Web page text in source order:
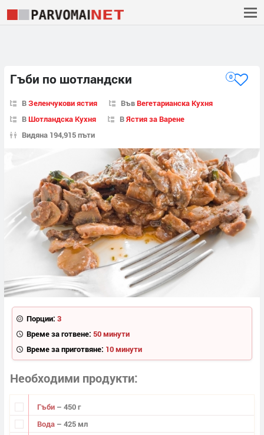
Гъби по шотландски 0
ВЗеленчукови ястия ВъвВегетарианска Кухня
ВШотландска Кухня ВЯстия за Варене
Видяна 194,915 пъти
Порции: 3
Време за готвене: 50 минути
Време за приготвяне: 10 минути
Необходими продукти
Гъби – 450 г
Вода – 425 мл